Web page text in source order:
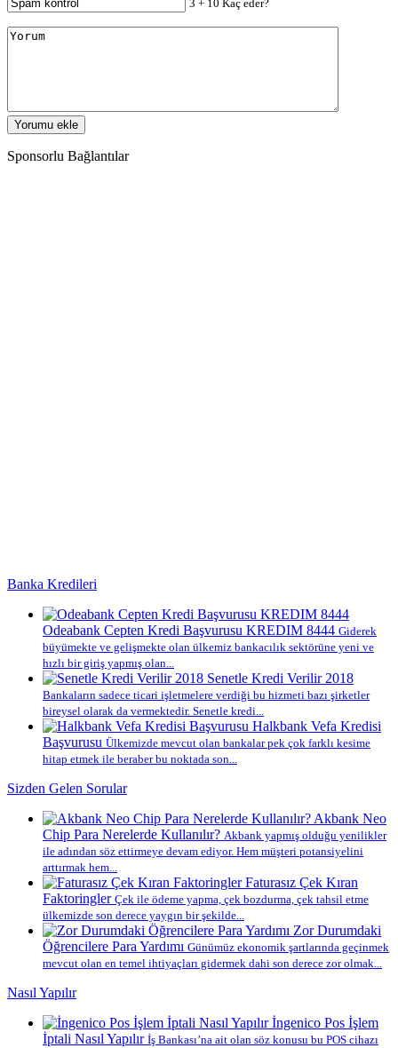
3 + 10 Kaç eder?
Sponsorlu Bağlantılar
Banka Kredileri
Odeabank Cepten Kredi Başvurusu KREDIM 8444 Giderek
büyümekte ve gelişmekte olan ülkemiz bankacılık sektörüne yeni ve
hızlı bir giriş yapmış olan...
Senetle Kredi Verilir 2018
Bankaların sadece ticari işletmelere verdiği bu hizmeti bazı şirketler
bireysel olarak da vermektedir. Senetle kredi...
Halkbank Vefa Kredisi
Başvurusu Ülkemizde mevcut olan bankalar pek çok farklı kesime
hitap etmek ile beraber bu noktada son...
Sizden Gelen Sorular
Akbank Neo
Chip Para Nerelerde Kullanılır? Akbank yapmış olduğu yenilikler
ile adından söz ettirmeye devam ediyor. Hem müşteri potansiyelini
arttırmak hem...
Faturasız Çek Kıran
Faktoringler Çek ile ödeme yapma, çek bozdurma, çek tahsil etme
ülkemizde son derece yaygın bir şekilde...
Zor Durumdaki
Öğrencilere Para Yardımı Günümüz ekonomik şartlarında geçinmek
mevcut olan en temel ihtiyaçları gidermek dahi son derece zor olmak...
Nasıl Yapılır
İngenico Pos İşlem
İptali Nasıl Yapılır İş Bankası’na ait olan söz konusu bu POS cihazı